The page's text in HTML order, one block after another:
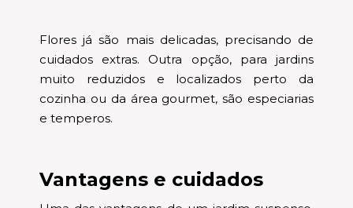
Flores já são mais delicadas, precisando de
cuidados extras. Outra opção, para jardins
muito reduzidos e localizados perto da
cozinha ou da área gourmet, são especiarias
e temperos.
Vantagens e cuidados